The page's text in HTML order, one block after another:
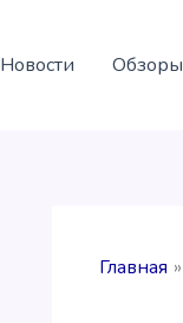
Новости Обзоры
Главная